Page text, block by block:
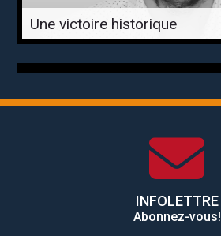
Une victoire historique
INFOLETTRE
Abonnez-vous!